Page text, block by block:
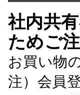
社内共
ためご
お買い物
注）会員